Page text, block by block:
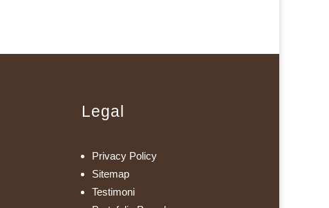
Legal
Privacy Policy
Sitemap
Testimoni